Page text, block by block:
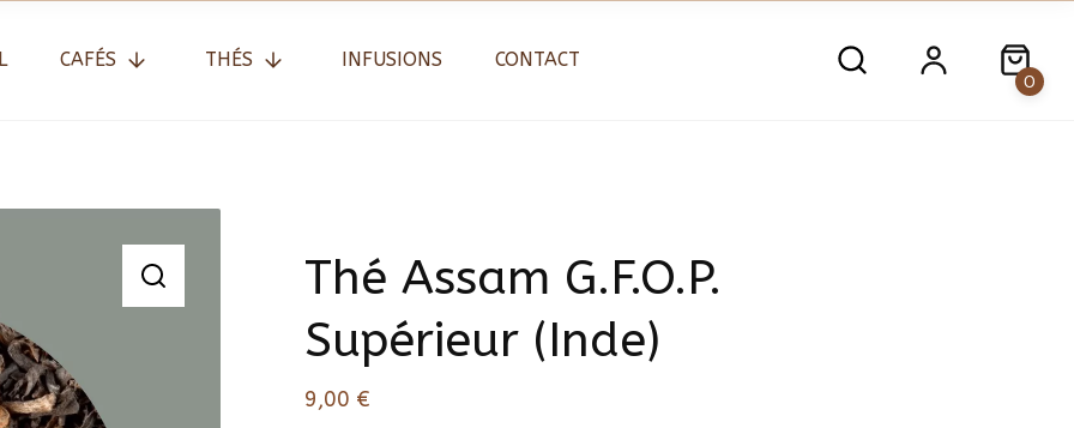
CAFÉS THÉS INFUSIONS CONTACT
0
Thé Assam G.F.O.P.
Supérieur (Inde)
9,00 €